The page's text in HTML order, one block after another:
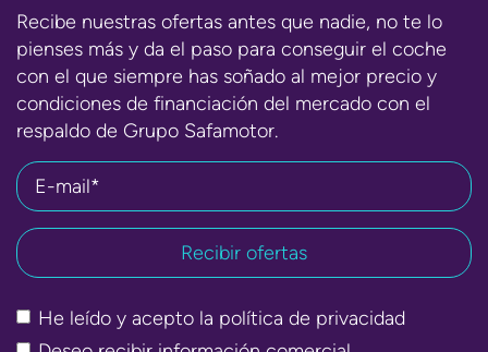
Recibe nuestras ofertas antes que nadie, no te lo
pienses más y da el paso para conseguir el coche
con el que siempre has soñado al mejor precio y
condiciones de financiación del mercado con el
respaldo de Grupo Safamotor.
E-mail*
He leído y acepto la política de privacidad